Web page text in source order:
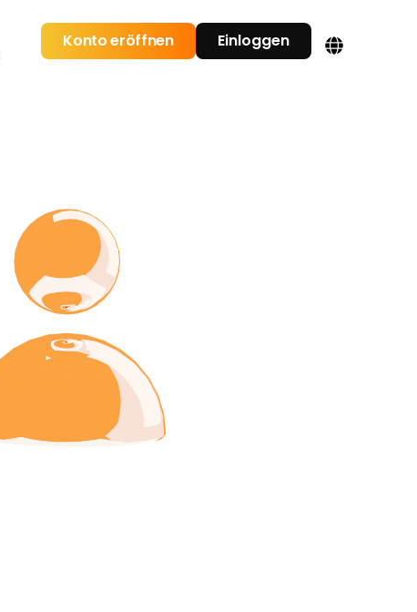
Konto eröffnen Einloggen